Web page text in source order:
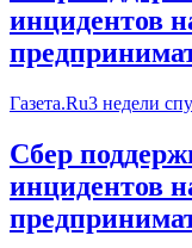
инцидентов
Газета.Ru3 недели
Сбер
инцидентов